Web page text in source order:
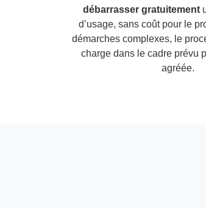
débarrasser gratuitement
d’usage, sans coût pour le
démarches complexes, le
charge dans le cadre prévu
agréée.